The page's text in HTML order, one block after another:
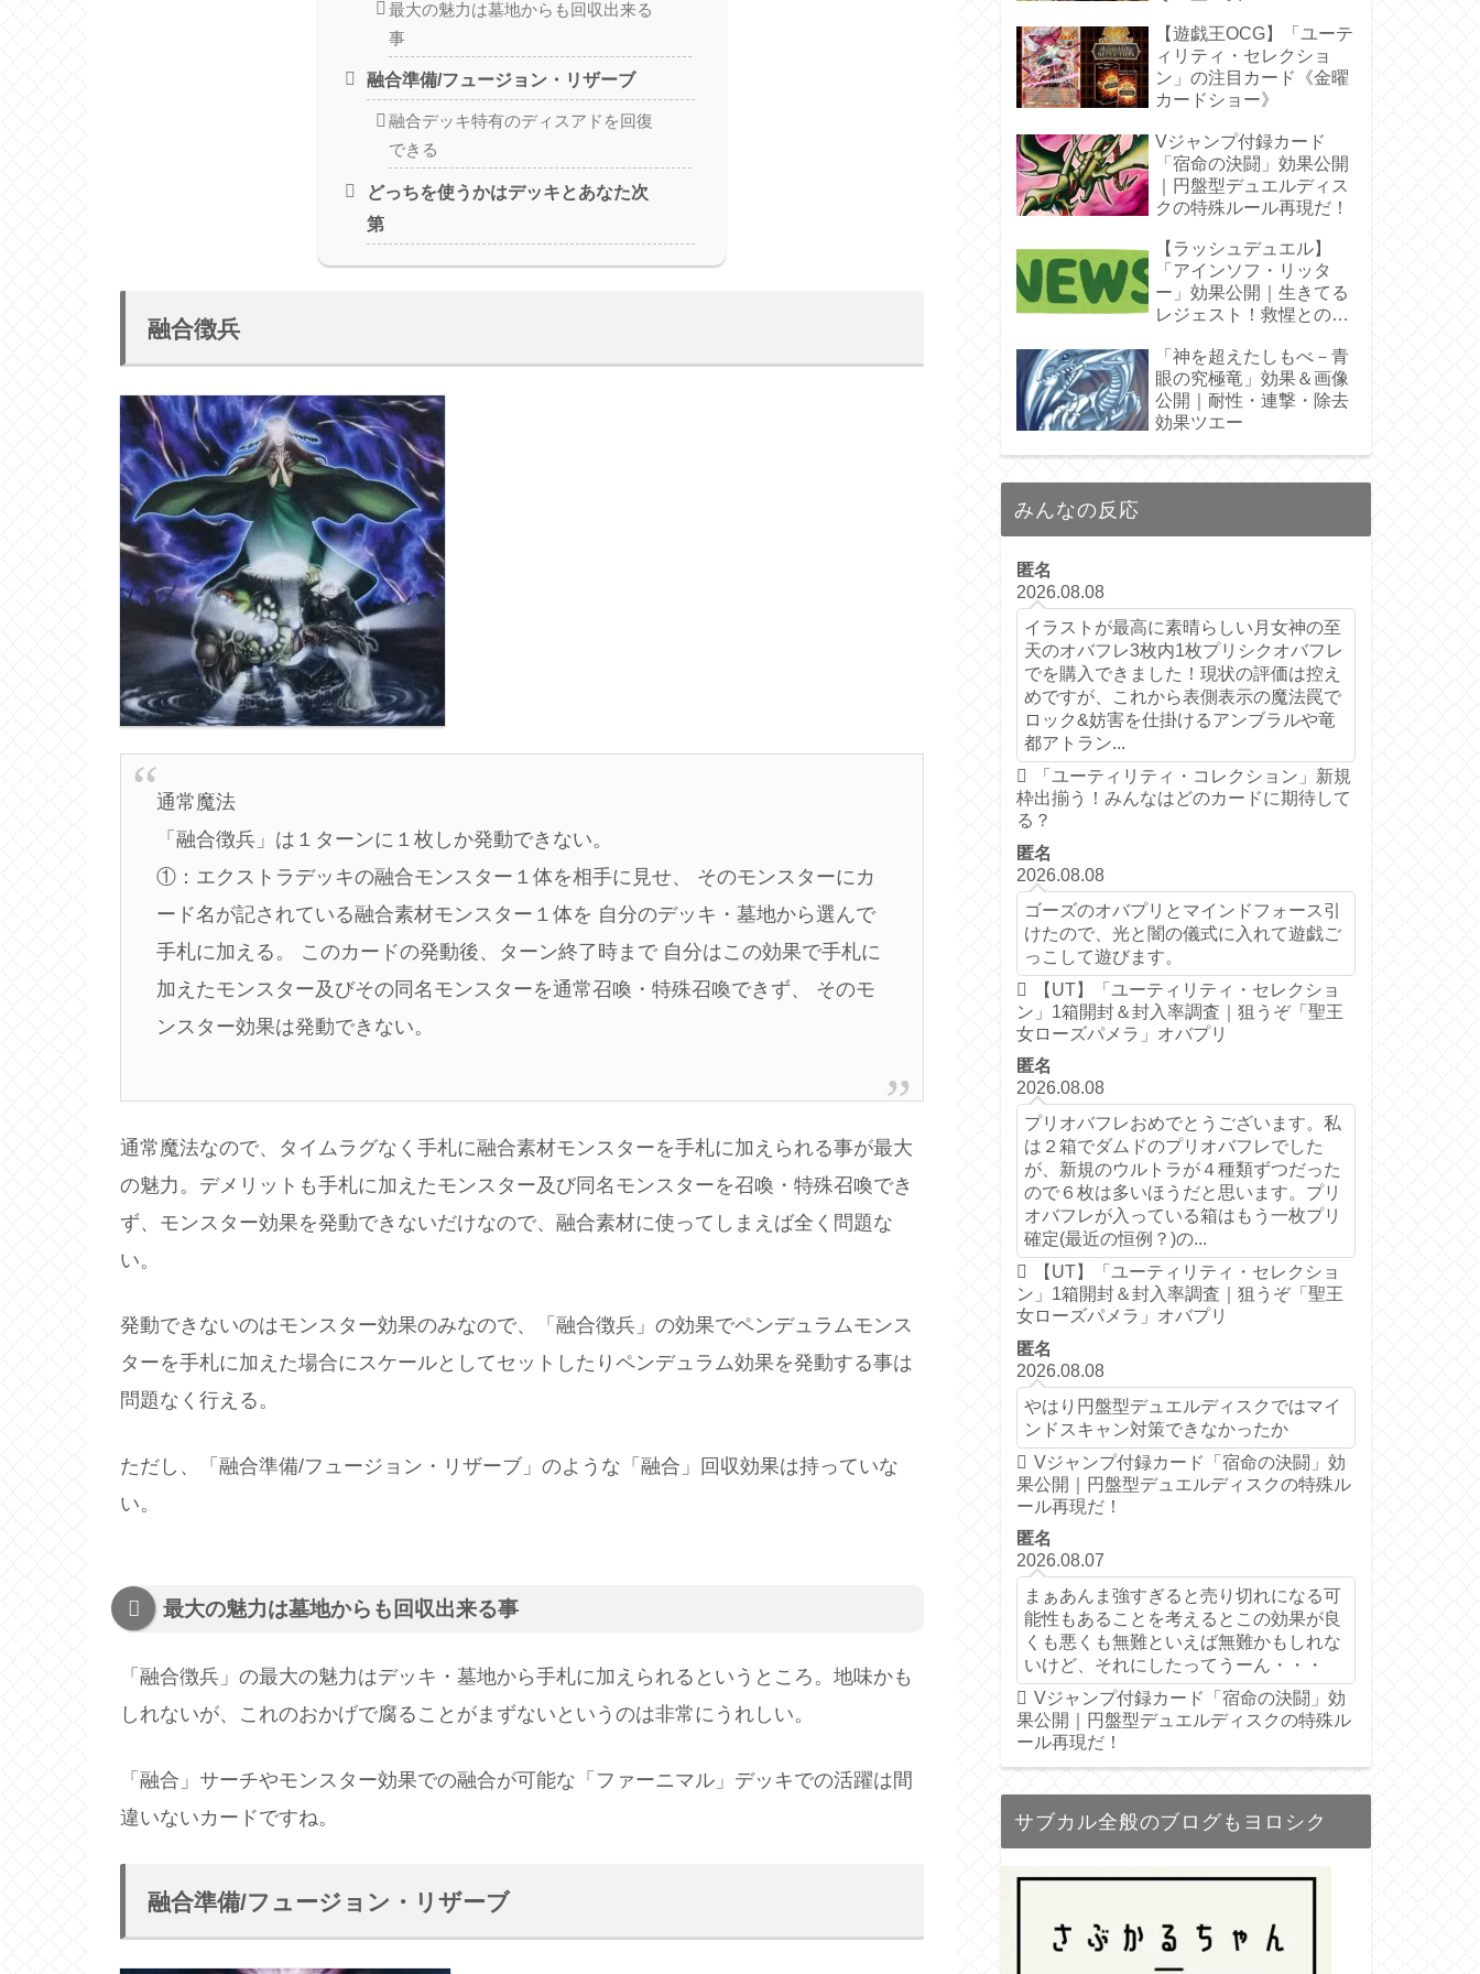
最大の魅力は墓地からも回収出来る
事
融合準備/フュージョン・リザーブ
融合デッキ特有のディスアドを回復
できる
どっちを使うかはデッキとあなた次
第
融合徴兵
通常魔法
「融合徴兵」は１ターンに１枚しか発動できない。
①：エクストラデッキの融合モンスター１体を相手に見せ、 そのモンスターにカ
ード名が記されている融合素材モンスター１体を 自分のデッキ・墓地から選んで
手札に加える。 このカードの発動後、ターン終了時まで 自分はこの効果で手札に
加えたモンスター及びその同名モンスターを通常召喚・特殊召喚できず、 そのモ
ンスター効果は発動できない。
通常魔法なので、タイムラグなく手札に融合素材モンスターを手札に加えられる事が最大
の魅力。デメリットも手札に加えたモンスター及び同名モンスターを召喚・特殊召喚でき
ず、モンスター効果を発動できないだけなので、融合素材に使ってしまえば全く問題な
い。
発動できないのはモンスター効果のみなので、「融合徴兵」の効果でペンデュラムモンス
ターを手札に加えた場合にスケールとしてセットしたりペンデュラム効果を発動する事は
問題なく行える。
ただし、「融合準備/フュージョン・リザーブ」のような「融合」回収効果は持っていな
い。
最大の魅力は墓地からも回収出来る事
「融合徴兵」の最大の魅力はデッキ・墓地から手札に加えられるというところ。地味かも
しれないが、これのおかげで腐ることがまずないというのは非常にうれしい。
「融合」サーチやモンスター効果での融合が可能な「ファーニマル」デッキでの活躍は間
違いないカードですね。
融合準備/フュージョン・リザーブ
【遊戯王OCG】「ユーテ
ィリティ・セレクショ
ン」の注目カード《金曜
カードショー》
Vジャンプ付録カード
「宿命の決闘」効果公開
｜円盤型デュエルディス
クの特殊ルール再現だ！
【ラッシュデュエル】
「アインソフ・リッタ
ー」効果公開｜生きてる
レジェスト！救惺との相
「神を超えたしもべ－青
眼の究極竜」効果＆画像
公開｜耐性・連撃・除去
効果ツエー
みんなの反応
匿名
2026.08.08
イラストが最高に素晴らしい月女神の至
天のオバフレ3枚内1枚プリシクオバフレ
でを購入できました！現状の評価は控え
めですが、これから表側表示の魔法罠で
ロック&妨害を仕掛けるアンブラルや竜
都アトラン...
「ユーティリティ・コレクション」新規
枠出揃う！みんなはどのカードに期待して
る？
匿名
2026.08.08
ゴーズのオバプリとマインドフォース引
けたので、光と闇の儀式に入れて遊戯ご
っこして遊びます。
【UT】「ユーティリティ・セレクショ
ン」1箱開封＆封入率調査｜狙うぞ「聖王
女ローズパメラ」オバプリ
匿名
2026.08.08
プリオバフレおめでとうございます。私
は２箱でダムドのプリオバフレでした
が、新規のウルトラが４種類ずつだった
ので６枚は多いほうだと思います。プリ
オバフレが入っている箱はもう一枚プリ
確定(最近の恒例？)の...
【UT】「ユーティリティ・セレクショ
ン」1箱開封＆封入率調査｜狙うぞ「聖王
女ローズパメラ」オバプリ
匿名
2026.08.08
やはり円盤型デュエルディスクではマイ
ンドスキャン対策できなかったか
Vジャンプ付録カード「宿命の決闘」効
果公開｜円盤型デュエルディスクの特殊ル
ール再現だ！
匿名
2026.08.07
まぁあんま強すぎると売り切れになる可
能性もあることを考えるとこの効果が良
くも悪くも無難といえば無難かもしれな
いけど、それにしたってうーん・・・
Vジャンプ付録カード「宿命の決闘」効
果公開｜円盤型デュエルディスクの特殊ル
ール再現だ！
サブカル全般のブログもヨロシク